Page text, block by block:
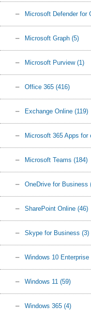
Microsoft Defender for
Microsoft Graph (5)
Microsoft Purview (1)
Office 365 (416)
Exchange Online (119)
Microsoft 365 Apps for
Microsoft Teams (184)
OneDrive for Business
SharePoint Online (46)
Skype for Business (3)
Windows 10 Enterprise
Windows 11 (59)
Windows 365 (4)